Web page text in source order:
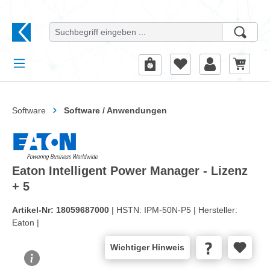
Software Software / Anwendungen
Eaton Intelligent Power Manager - Lizenz
+ 5
Artikel-Nr: 18059687000 | HSTN: IPM-50N-P5 | Hersteller:
Eaton |
Wichtiger Hinweis